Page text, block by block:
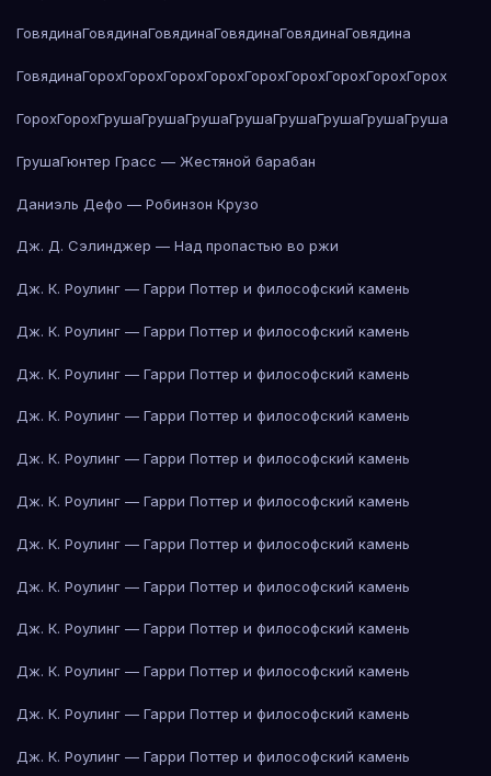
ГовядинаГовядинаГовядинаГовядинаГовядинаГовядина
ГовядинаГорохГорохГорохГорохГорохГорохГорохГорохГорох
ГорохГорохГрушаГрушаГрушаГрушаГрушаГрушаГрушаГруша
ГрушаГюнтер Грасс — Жестяной барабан
Даниэль Дефо — Робинзон Крузо
Дж. Д. Сэлинджер — Над пропастью во ржи
Дж. К. Роулинг — Гарри Поттер и философский камень
Дж. К. Роулинг — Гарри Поттер и философский камень
Дж. К. Роулинг — Гарри Поттер и философский камень
Дж. К. Роулинг — Гарри Поттер и философский камень
Дж. К. Роулинг — Гарри Поттер и философский камень
Дж. К. Роулинг — Гарри Поттер и философский камень
Дж. К. Роулинг — Гарри Поттер и философский камень
Дж. К. Роулинг — Гарри Поттер и философский камень
Дж. К. Роулинг — Гарри Поттер и философский камень
Дж. К. Роулинг — Гарри Поттер и философский камень
Дж. К. Роулинг — Гарри Поттер и философский камень
Дж. К. Роулинг — Гарри Поттер и философский камень